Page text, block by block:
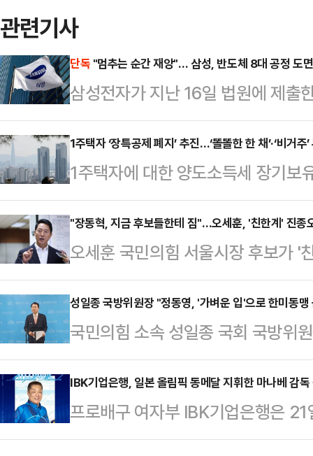
관련기사
단독 "멈추는 순간 재앙"… 삼성, 반도체 8대 공정 도
삼성전자가 지난 16일 법원에 제출
는 사측의 위기감을 뒷받침하는 총
증)가 포함된 것으로 확인됐다. 삼
될 경우 발생할 수 있는 경제적·물
측은 과거 삼성전자 기흥·평택 공
장 화재 사례 등을 증거로 제출하며
원에서 수조원의 피해가 발생한다
함께 제출해 이번…
1주택자 ‘장특공제 폐지’ 추진…‘똘똘한 한 채’·‘비거주
1주택자에 대한 양도소득세 장기보
하는 방안이 정부와 여권을 중심으
울 핵심 지역의 ‘똘똘한 한 채’ 현
자에게까지 세제 혜택을 부여하는
다.다만 1주택자에 대한 양도세 부
축을 초래할 수 있다는 우려도 동
“단기 차익 투기 수요와 무관”21일
에 대한 장특공제 등 세제…
"장동혁, 지금 후보들한테 짐"…오세훈, '친한계' 진종
오세훈 국민의힘 서울시장 후보가 '
동혁 대표가 진상조사를 지시하자 "
다"고 지적했다.오세훈 후보는 21
보들은 당이 통합적인 노선을 걷길
입장을 취해야 선거에 도움 되지 않
의힘 최고위원회에선 진 의원이 비
북구에 거처를 마련한 것에 대해 신
다. 이에 장 대…
성일종 국방위원장 "정동영, '가벼운 입'으로 한미동
국민의힘 소속 성일종 국회 국방위
북도 구성시를 언급해 논란을 일으
만이 한미동맹 균열에 책임지는 유
위원장은 21일 국회 소통관에서 기
안보 공조 체계에 심각한 경고등이
IBK기업은행, 일본 올림픽 동메달 지휘한 마나베 감독
프로배구 여자부 IBK기업은행은
자 마나베 마사요시 감독을 신임 감